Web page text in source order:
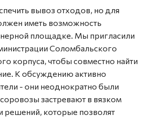
вывоз отходов, но для
иметь возможность
площадке. Мы пригласили
Соломбальского
корпуса, чтобы совместно найти
К обсуждению активно
- они неоднократно были
застревают в вязком
которые позволят